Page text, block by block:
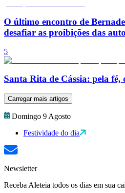
O último encontro de
desafiar as proibições das
5
Santa Rita de Cássia: pela fé,
Carregar mais artigos
Domingo 9 Agosto
Festividade do dia
Newsletter
Receba Aleteia todos os dias em sua